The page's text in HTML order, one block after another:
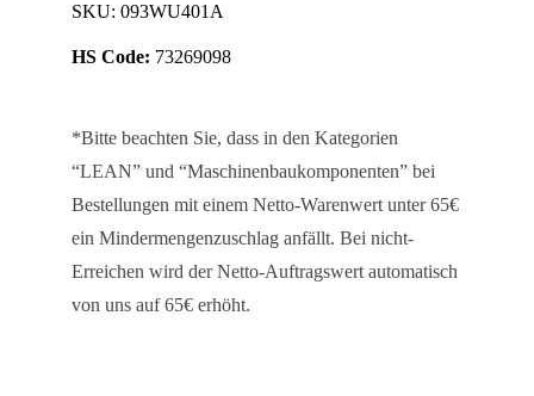
SKU: 093WU401A
HS Code: 73269098
*Bitte beachten Sie, dass in den Kategorien
“LEAN” und “Maschinenbaukomponenten” bei
Bestellungen mit einem Netto-Warenwert unter 65€
ein Mindermengenzuschlag anfällt. Bei nicht-
Erreichen wird der Netto-Auftragswert automatisch
von uns auf 65€ erhöht.